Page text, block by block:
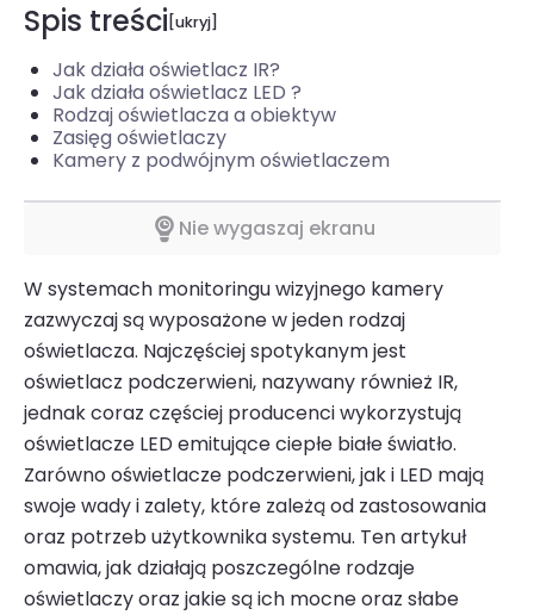
Spis treści
Jak działa oświetlacz IR?
Jak działa oświetlacz LED ?
Rodzaj oświetlacza a obiektyw
Zasięg oświetlaczy
Kamery z podwójnym oświetlaczem
Nie wygaszaj ekranu
W systemach monitoringu wizyjnego kamery
zazwyczaj są wyposażone w jeden rodzaj
oświetlacza. Najczęściej spotykanym jest
oświetlacz podczerwieni, nazywany również IR,
jednak coraz częściej producenci wykorzystują
oświetlacze LED emitujące ciepłe białe światło.
Zarówno oświetlacze podczerwieni, jak i LED mają
swoje wady i zalety, które zależą od zastosowania
oraz potrzeb użytkownika systemu. Ten artykuł
omawia, jak działają poszczególne rodzaje
oświetlaczy oraz jakie są ich mocne oraz słabe